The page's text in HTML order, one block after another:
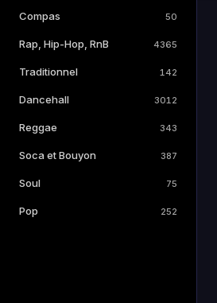
Compas 50
Rap, Hip-Hop, RnB 4365
Traditionnel 142
Dancehall 3012
Reggae 343
Soca et Bouyon 387
Soul 75
Pop 252